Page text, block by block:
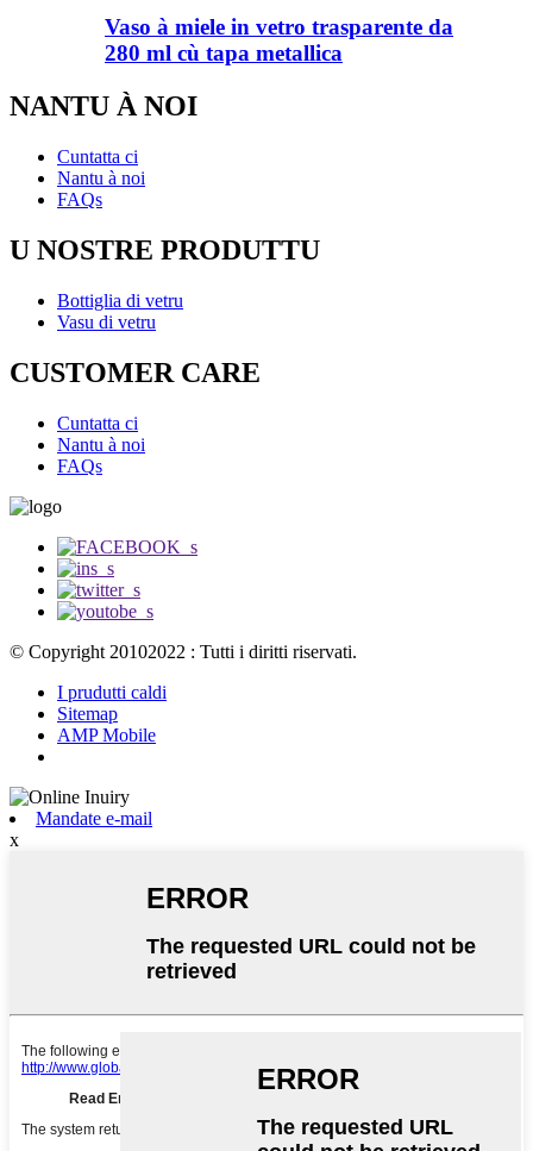
Vaso à miele in vetro trasparente da
280 ml cù tapa metallica
NANTU À NOI
Cuntatta ci
Nantu à noi
FAQs
U NOSTRE PRODUTTU
Bottiglia di vetru
Vasu di vetru
CUSTOMER CARE
Cuntatta ci
Nantu à noi
FAQs
© Copyright 20102022 : Tutti i diritti riservati.
I prudutti caldi
Sitemap
AMP Mobile
Mandate e-mail
x